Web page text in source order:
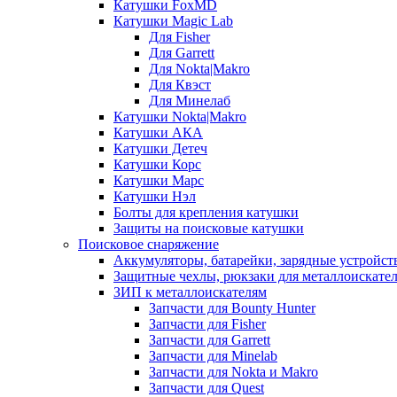
Катушки FoxMD
Катушки Magic Lab
Для Fisher
Для Garrett
Для Nokta|Makro
Для Квэст
Для Минелаб
Катушки Nokta|Makro
Катушки АКА
Катушки Детеч
Катушки Корс
Катушки Марс
Катушки Нэл
Болты для крепления катушки
Защиты на поисковые катушки
Поисковое снаряжение
Аккумуляторы, батарейки, зарядные
Защитные чехлы, рюкзаки для
ЗИП к металлоискателям
Запчасти для Bounty Hunter
Запчасти для Fisher
Запчасти для Garrett
Запчасти для Minelab
Запчасти для Nokta и Makro
Запчасти для Quest